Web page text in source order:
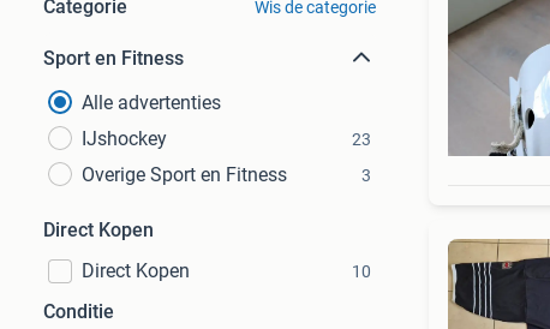
Categorie Wis de categorie
Sport en Fitness
Alle advertenties
IJshockey
23
Overige Sport en Fitness 3
Direct Kopen
Direct Kopen
10
Conditie